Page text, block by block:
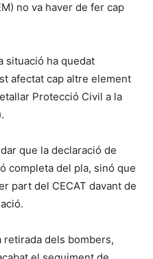
no va haver de fer cap
situació ha quedat
afectat cap altre element
Protecció Civil a la
que la declaració de
completa del pla, sinó que
part del CECAT davant de
retirada dels bombers,